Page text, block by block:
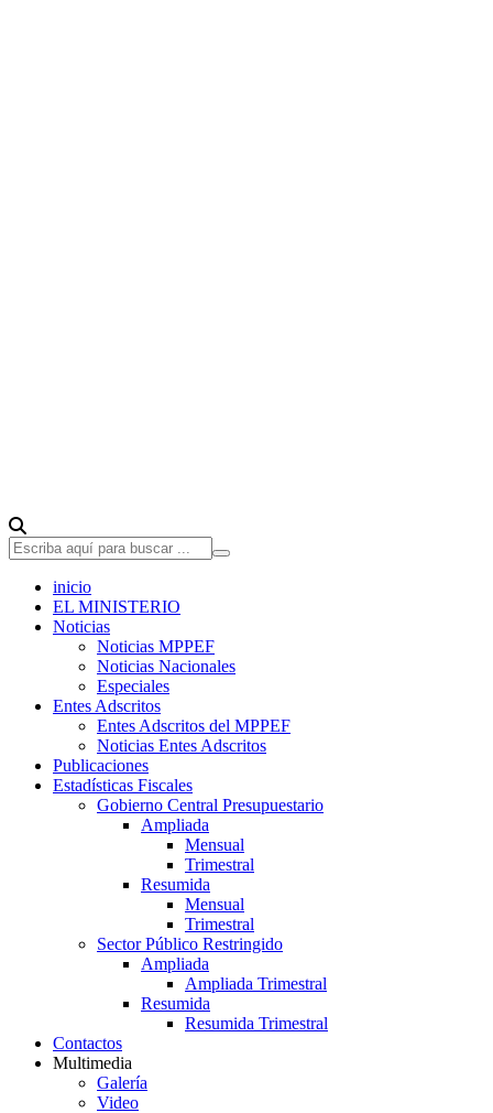
inicio
EL MINISTERIO
Noticias
Noticias MPPEF
Noticias Nacionales
Especiales
Entes Adscritos
Entes Adscritos del MPPEF
Noticias Entes Adscritos
Publicaciones
Estadísticas Fiscales
Gobierno Central Presupuestario
Ampliada
Mensual
Trimestral
Resumida
Mensual
Trimestral
Sector Público Restringido
Ampliada
Ampliada Trimestral
Resumida
Resumida Trimestral
Contactos
Multimedia
Galería
Video